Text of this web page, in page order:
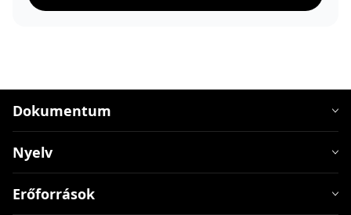
Dokumentum
Nyelv
Erőforrások